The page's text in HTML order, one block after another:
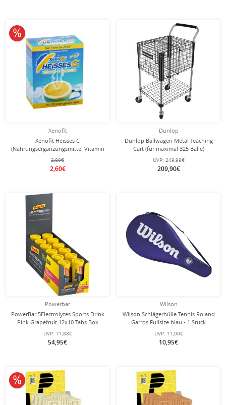
Xenofit
Xenofit Heisses C
(Nahrungsergänzungsmittel Vitamin
C) - 10x9g Box
2,89€
2,60€
10% reduziert
Dunlop
Dunlop Ballwagen Metal Teaching
Cart (für maximal 325 Bälle)
UVP: 249,99€
209,90€
Powerbar
PowerBar 5Electrolytes Sports Drink
Pink Grapefruit 12x10 Tabs Box
UVP: 71,88€
54,95€
Wilson
Wilson Schlägerhülle Tennis Roland
Garros Fullsize blau - 1 Stück
UVP: 11,00€
10,95€
10% reduziert